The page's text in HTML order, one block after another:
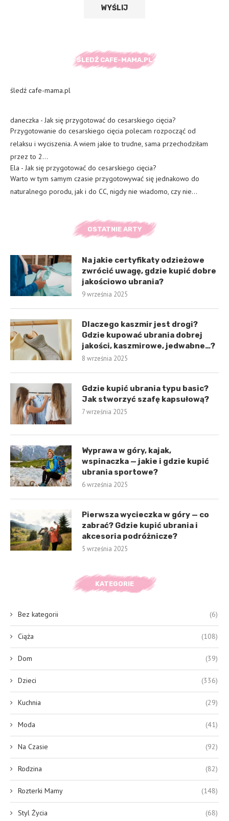
ŚLEDŹ CAFE-MAMA.PL
śledź cafe-mama.pl
daneczka - Jak się przygotować do cesarskiego cięcia?
Przygotowanie do cesarskiego cięcia polecam rozpocząć od
relaksu i wyciszenia. A wiem jakie to trudne, sama przechodziłam
przez to 2…
Ela - Jak się przygotować do cesarskiego cięcia?
Warto w tym samym czasie przygotowywać się jednakowo do
naturalnego porodu, jak i do CC, nigdy nie wiadomo, czy nie…
OSTATNIE ARTY
Na jakie certyfikaty odzieżowe
zwrócić uwagę, gdzie kupić dobre
jakościowo ubrania?
9 września 2025
Dlaczego kaszmir jest drogi?
Gdzie kupować ubrania dobrej
jakości, kaszmirowe, jedwabne…?
8 września 2025
Gdzie kupić ubrania typu basic?
Jak stworzyć szafę kapsułową?
7 września 2025
Wyprawa w góry, kajak,
wspinaczka — jakie i gdzie kupić
ubrania sportowe?
6 września 2025
Pierwsza wycieczka w góry — co
zabrać? Gdzie kupić ubrania i
akcesoria podróżnicze?
5 września 2025
KATEGORIE
Bez kategorii (6)
Ciąża (108)
Dom (39)
Dzieci (336)
Kuchnia (29)
Moda (41)
Na Czasie (92)
Rodzina (82)
Rozterki Mamy (148)
Styl Życia (68)